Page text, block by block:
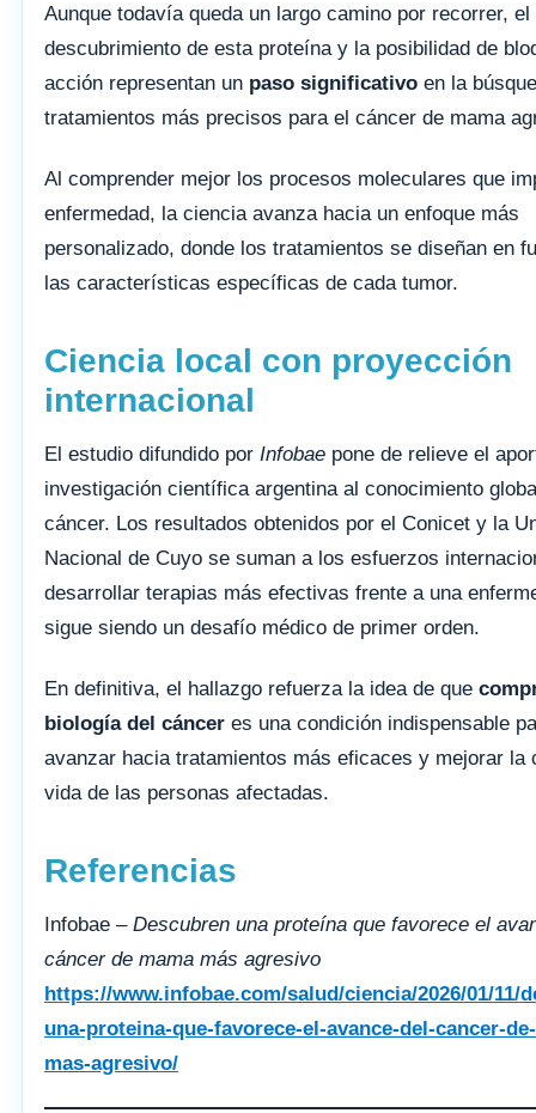
Aunque todavía queda un largo camino por recorrer, el
descubrimiento de esta proteína y la posibilidad de
acción representan un paso significativo en la
tratamientos más precisos para el cáncer de mama
Al comprender mejor los procesos moleculares que
enfermedad, la ciencia avanza hacia un enfoque más
personalizado, donde los tratamientos se diseñan en
las características específicas de cada tumor.
Ciencia local con proyección
internacional
El estudio difundido por Infobae pone de relieve el
investigación científica argentina al conocimiento
cáncer. Los resultados obtenidos por el Conicet y la
Nacional de Cuyo se suman a los esfuerzos
desarrollar terapias más efectivas frente a una
sigue siendo un desafío médico de primer orden.
En definitiva, el hallazgo refuerza la idea de que
biología del cáncer es una condición indispensable
avanzar hacia tratamientos más eficaces y mejorar la
vida de las personas afectadas.
Referencias
Infobae – Descubren una proteína que favorece el
cáncer de mama más agresivo
https://www.infobae.com/salud/ciencia/2026/01/11/
una-proteina-que-favorece-el-avance-del-cancer-
mas-agresivo/